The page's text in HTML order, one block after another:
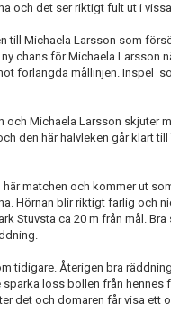
och det ser riktigt fult ut i
till Michaela Larsson som
chans för Michaela Larsson
förlängda mållinjen. Inspel
och Michaela Larsson skjuter
den här halvleken går klart
matchen och kommer ut
Hörnan blir riktigt farlig och
Stuvsta ca 20 m från mål. Bra
tidigare. Återigen bra
loss bollen från hennes
det och domaren får visa ett